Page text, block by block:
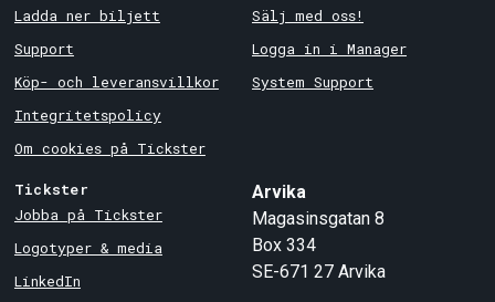
Ladda ner biljett
Support
Köp- och leveransvillkor
Integritetspolicy
Om cookies på Tickster
Sälj med oss!
Logga in i Manager
System Support
Tickster
Jobba på Tickster
Logotyper & media
LinkedIn
Arvika
Magasinsgatan 8
Box 334
SE-671 27 Arvika